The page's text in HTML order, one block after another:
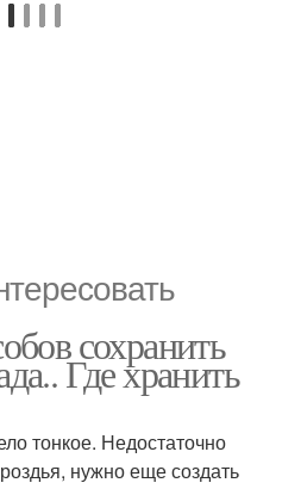
сохранить
Где хранить
тонкое. Недостаточно
нужно еще создать